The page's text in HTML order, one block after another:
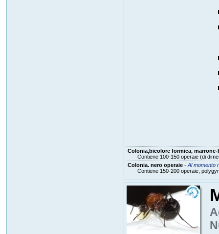
Colonia,bicolore formica, marrone-
Contiene 100-150 operaie (di
Colonia. nero operaie- Al momento
Contiene 150-200 operaie,